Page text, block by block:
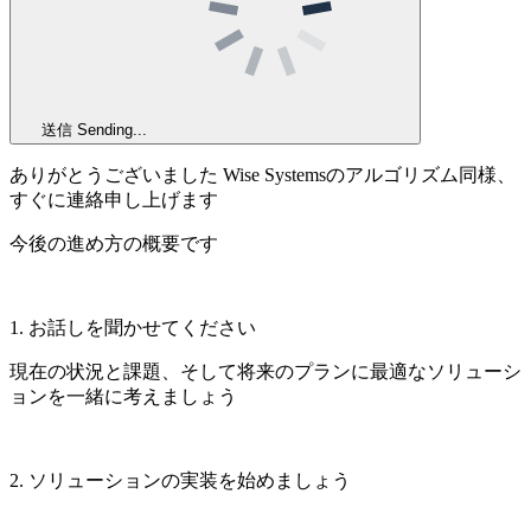
送信 Sending...
ありがとうございました Wise Systemsのアルゴリズム同様、
すぐに連絡申し上げます
今後の進め方の概要です
1. お話しを聞かせてください
現在の状況と課題、そして将来のプランに最適なソリューシ
ョンを一緒に考えましょう
2. ソリューションの実装を始めましょう